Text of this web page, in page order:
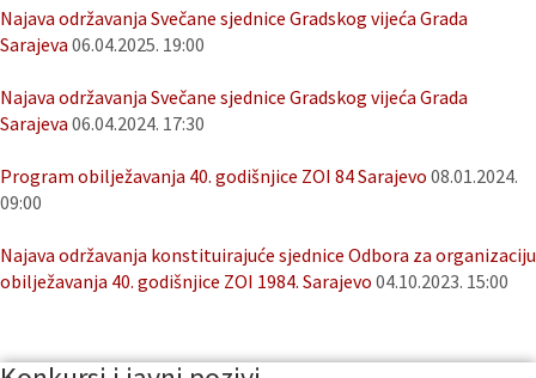
Najava održavanja Svečane sjednice Gradskog vijeća Grada
Sarajeva 06.04.2025. 19:00
Najava održavanja Svečane sjednice Gradskog vijeća Grada
Sarajeva 06.04.2024. 17:30
Program obilježavanja 40. godišnjice ZOI 84 Sarajevo 08.01.2024.
09:00
Najava održavanja konstituirajuće sjednice Odbora za organizaciju
obilježavanja 40. godišnjice ZOI 1984. Sarajevo 04.10.2023. 15:00